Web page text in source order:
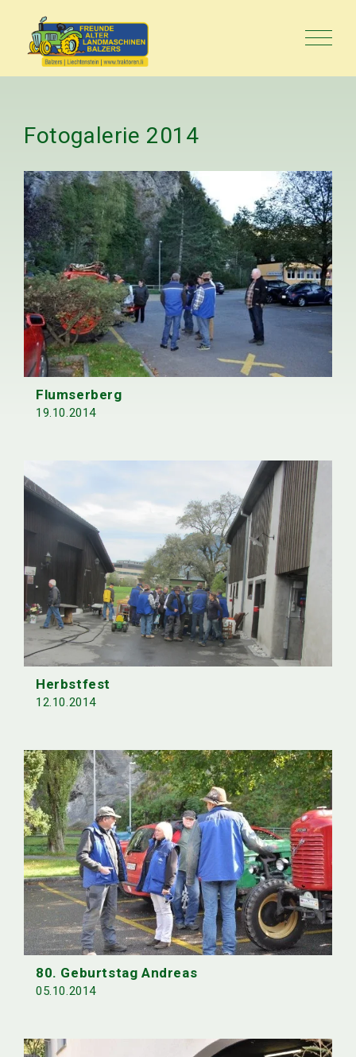
Fotogalerie 2014
Flumserberg
19.10.2014
Herbstfest
12.10.2014
80. Geburtstag Andreas
05.10.2014